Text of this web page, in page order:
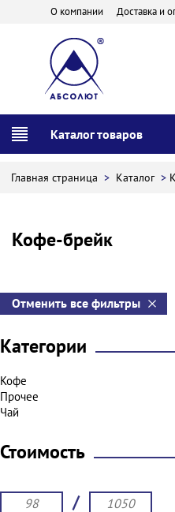
О компании Доставка и
Каталог товаров
Главная страница > Каталог >
Кофе-брейк
Отменить все фильтры
Категории
Кофе
Прочее
Чай
Стоимость
/